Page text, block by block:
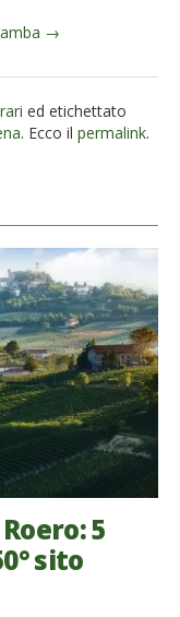
→
ed etichettato
. Ecco il permalink.
5
sito